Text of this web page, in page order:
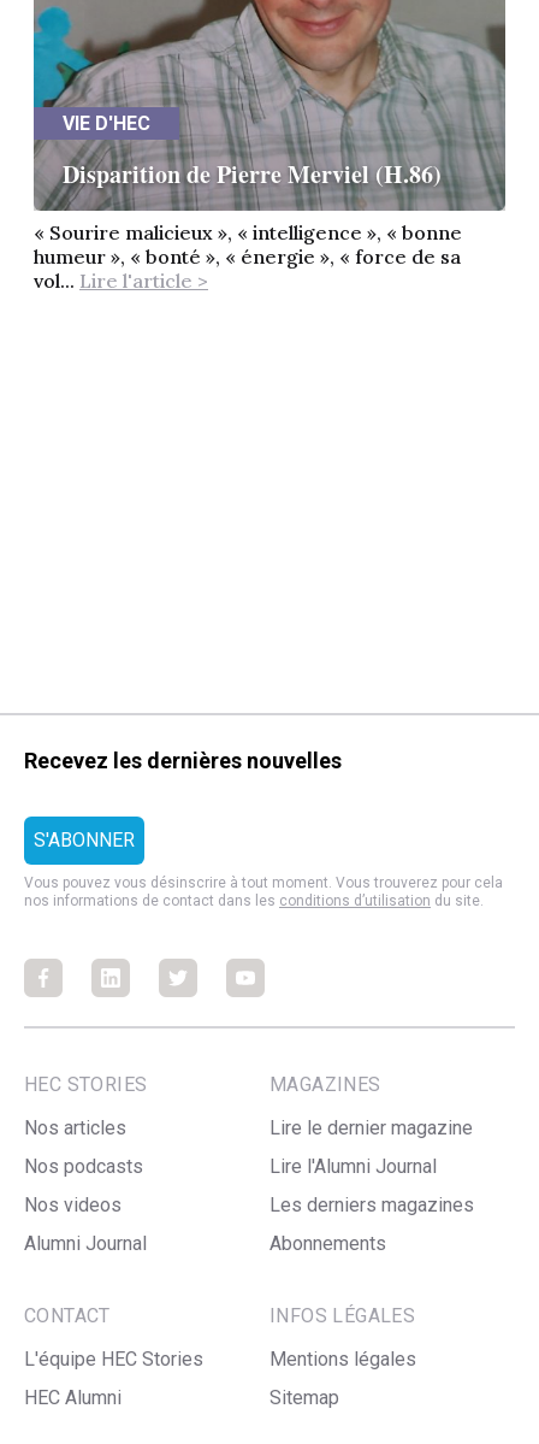
VIE D'HEC
Disparition de Pierre Merviel (H.86)
« Sourire malicieux », « intelligence », « bonne
humeur », « bonté », « énergie », « force de sa
vol... Lire l'article >
Recevez les dernières nouvelles
Vous pouvez vous désinscrire à tout moment. Vous trouverez pour cela
nos informations de contact dans les conditions d’utilisation du site.
FacebookFacebookFacebookFacebook
HEC STORIES
Nos articles
Nos podcasts
Nos videos
Alumni Journal
MAGAZINES
Lire le dernier magazine
Lire l'Alumni Journal
Les derniers magazines
Abonnements
CONTACT
L'équipe HEC Stories
HEC Alumni
INFOS LÉGALES
Mentions légales
Sitemap